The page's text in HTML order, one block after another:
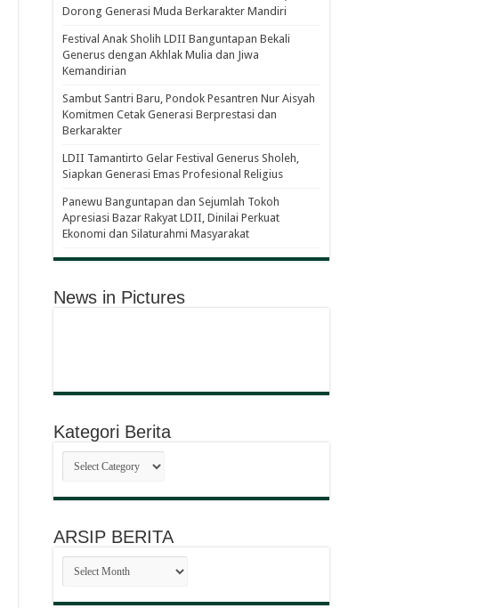
Dorong Generasi Muda Berkarakter Mandiri
Festival Anak Sholih LDII Banguntapan Bekali
Generus dengan Akhlak Mulia dan Jiwa
Kemandirian
Sambut Santri Baru, Pondok Pesantren Nur Aisyah
Komitmen Cetak Generasi Berprestasi dan
Berkarakter
LDII Tamantirto Gelar Festival Generus Sholeh,
Siapkan Generasi Emas Profesional Religius
Panewu Banguntapan dan Sejumlah Tokoh
Apresiasi Bazar Rakyat LDII, Dinilai Perkuat
Ekonomi dan Silaturahmi Masyarakat
News in Pictures
Kategori Berita
Kategori
Berita
ARSIP BERITA
ARSIP
BERITA